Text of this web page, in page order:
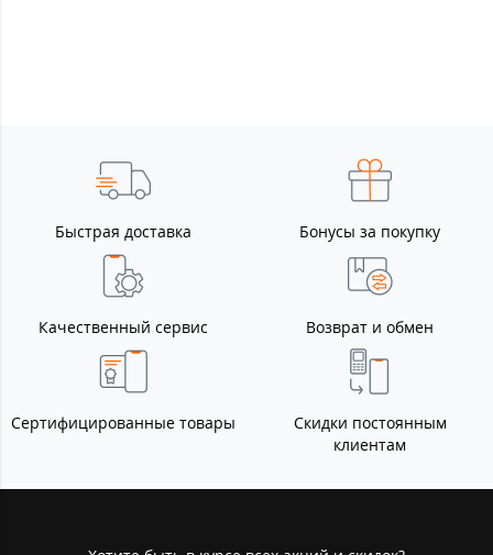
Быстрая доставка Бонусы за покупку
Качественный сервис Возврат и обмен
Сертифицированные товары
Скидки постоянным
клиентам